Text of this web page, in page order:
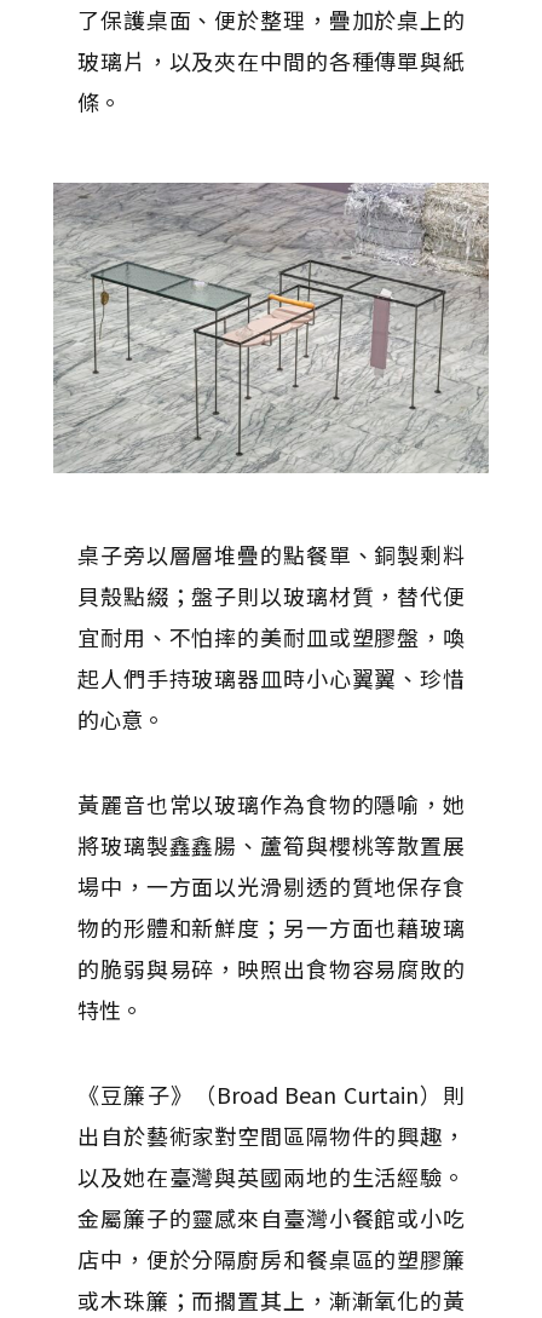
了保護桌面、便於整理，疊加於桌上的
玻璃片，以及夾在中間的各種傳單與紙
條。
桌子旁以層層堆疊的點餐單、銅製剩料
貝殼點綴；盤子則以玻璃材質，替代便
宜耐用、不怕摔的美耐皿或塑膠盤，喚
起人們手持玻璃器皿時小心翼翼、珍惜
的心意。
黃麗音也常以玻璃作為食物的隱喻，她
將玻璃製鑫鑫腸、蘆筍與櫻桃等散置展
場中，一方面以光滑剔透的質地保存食
物的形體和新鮮度；另一方面也藉玻璃
的脆弱與易碎，映照出食物容易腐敗的
特性。
《豆簾子》（Broad Bean Curtain）則
出自於藝術家對空間區隔物件的興趣，
以及她在臺灣與英國兩地的生活經驗。
金屬簾子的靈感來自臺灣小餐館或小吃
店中，便於分隔廚房和餐桌區的塑膠簾
或木珠簾；而擱置其上，漸漸氧化的黃